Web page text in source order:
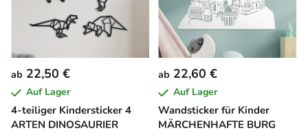
4-teiliger Kindersticker 4
ARTEN DINOSAURIER
ab 22,50 €
Auf Lager
Wandsticker für Kinder
MÄRCHENHAFTE BURG
ab 22,60 €
Auf Lager